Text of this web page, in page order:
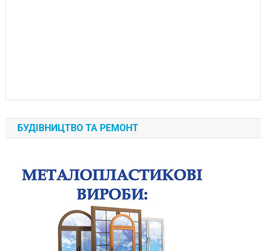
БУДІВНИЦТВО ТА РЕМОНТ